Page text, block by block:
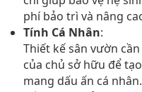
phí bảo trì và nâng
Tính Cá Nhân:
Thiết kế sân vườn
của chủ sở hữu để
mang dấu ấn cá